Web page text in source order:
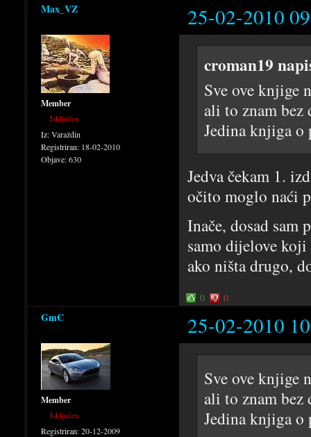
Max_VZ 25-02-2010
Member
Isključen
Iz:Varaždin
Registriran: 18-02-2010
Objave:630
croman19
Sve ove knjige
ali to znam
Jedina knjiga o
Jedva čekam 1.
očito moglo naći
Inače, dosad sam
samo dijelove
ako ništa drugo,
0 0
GmC 25-02-2010
Member
Isključen
Registriran:20-12-2009
Sve ove knjige
ali to znam
Jedina knjiga o